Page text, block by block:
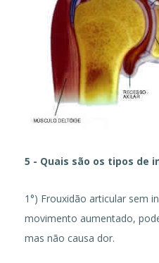
5 - Quais são os tipos de
1°) Frouxidão articular sem
movimento aumentado,
mas não causa dor.